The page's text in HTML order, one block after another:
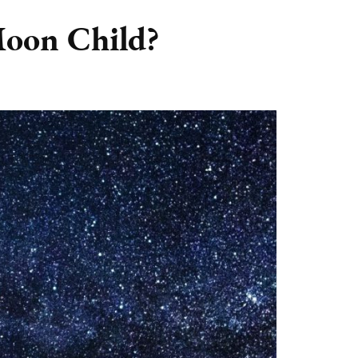
(BULLET) JOURNALLING
DUURZAAMHEID
WILDPLUKKEN
INTERVIEWS
NIEUWS
SAMENWERKEN
CONTACT
Child?